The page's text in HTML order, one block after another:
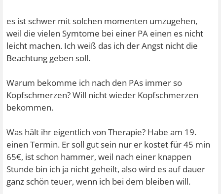
es ist schwer mit solchen momenten umzugehen,
weil die vielen Symtome bei einer PA einen es nicht
leicht machen. Ich weiß das ich der Angst nicht die
Beachtung geben soll.
Warum bekomme ich nach den PAs immer so
Kopfschmerzen? Will nicht wieder Kopfschmerzen
bekommen.
Was hält ihr eigentlich von Therapie? Habe am 19.
einen Termin. Er soll gut sein nur er kostet für 45 min
65€, ist schon hammer, weil nach einer knappen
Stunde bin ich ja nicht geheilt, also wird es auf dauer
ganz schön teuer, wenn ich bei dem bleiben will.